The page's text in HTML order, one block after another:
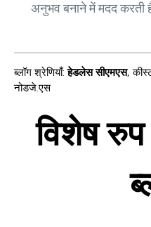
अनुभव बनाने में मदद करती
ब्लॉग श्रेणियाँ: हेडलेस सीएमएस,
नोडजे.एस
विशेष रुप